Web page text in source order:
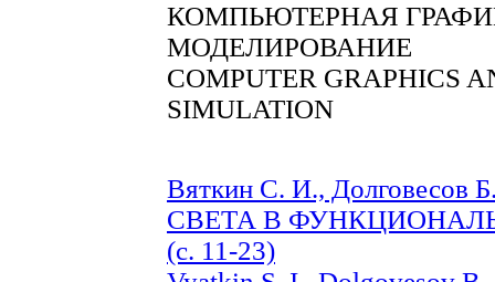
КОМПЬЮТЕРНАЯ
МОДЕЛИРОВАНИЕ
COMPUTER GRAPHICS
SIMULATION
Вяткин С. И.,
СВЕТА В
(с. 11-23)